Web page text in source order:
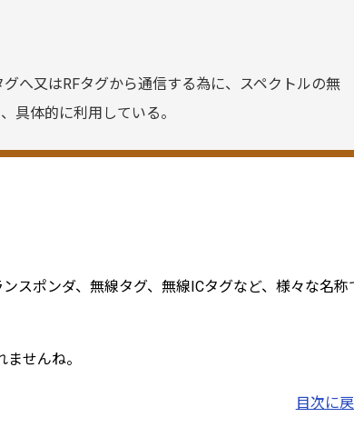
へ又はRFタグから通信する為に、スペクトルの無
具体的に利用している。
スポンダ、無線タグ、無線ICタグなど、様々な名称
せんね。
目次に